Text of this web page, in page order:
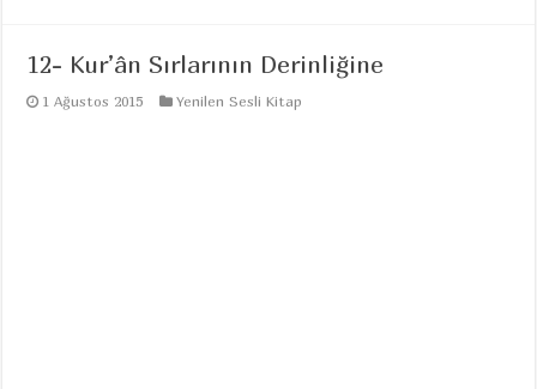
12- Kur’ân Sırlarının Derinliğine
1 Ağustos 2015 Yenilen Sesli Kitap